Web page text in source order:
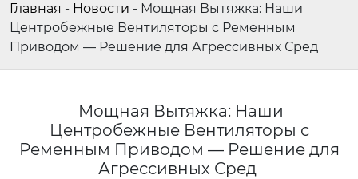
Главная - Новости - Мощная Вытяжка: Наши
Центробежные Вентиляторы с Ременным
Приводом — Решение для Агрессивных Сред
Мощная Вытяжка: Наши
Центробежные Вентиляторы с
Ременным Приводом — Решение для
Агрессивных Сред